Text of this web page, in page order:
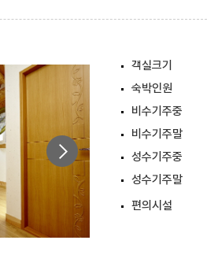
객실크기
숙박인원
비수기주중
비수기주말
성수기주중
성수기주말
편의시설